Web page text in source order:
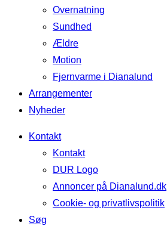
Overnatning
Sundhed
Ældre
Motion
Fjernvarme i Dianalund
Arrangementer
Nyheder
Kontakt
Kontakt
DUR Logo
Annoncer på Dianalund.dk
Cookie- og privatlivspolitik
Søg